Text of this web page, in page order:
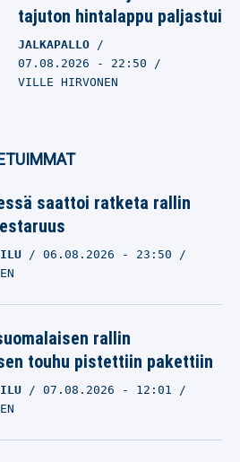
tajuton hintalappu paljastui
JALKAPALLO
07.08.2026 - 22:50
VILLE HIRVONEN
saattoi ratketa rallin
06.08.2026 - 23:50
rallin
touhu pistettiin pakettiin
07.08.2026 - 12:01